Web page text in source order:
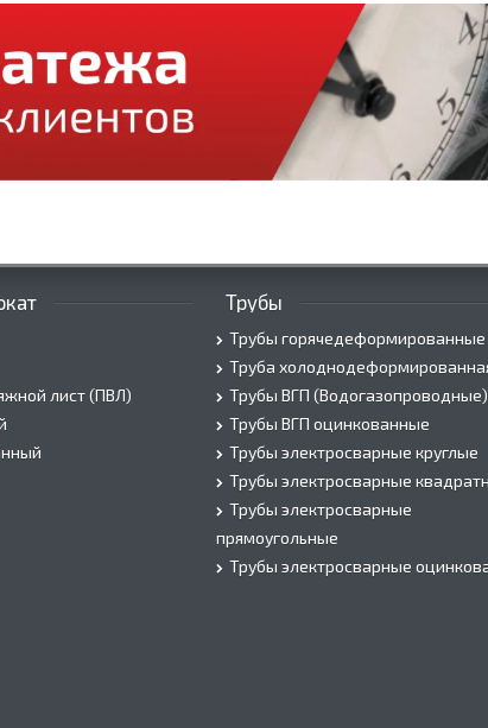
лист (ПВЛ)
Трубы
Трубы горячедеформированные
Труба
Трубы ВГП (Водогазопроводные)
Трубы ВГП оцинкованные
Трубы электросварные круглые
Трубы электросварные
Трубы электросварные
прямоугольные
Трубы электросварные